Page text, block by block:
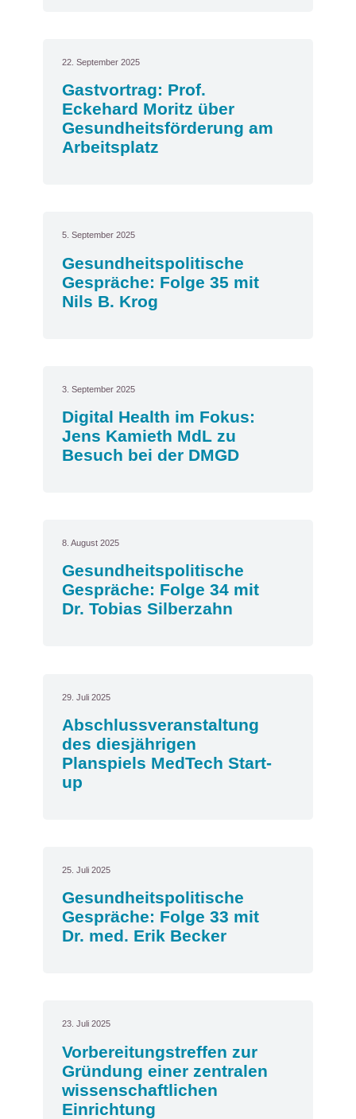
22. September 2025
Gastvortrag: Prof.
Eckehard Moritz über
Gesundheitsförderung am
Arbeitsplatz
5. September 2025
Gesundheitspolitische
Gespräche: Folge 35 mit
Nils B. Krog
3. September 2025
Digital Health im Fokus:
Jens Kamieth MdL zu
Besuch bei der DMGD
8. August 2025
Gesundheitspolitische
Gespräche: Folge 34 mit
Dr. Tobias Silberzahn
29. Juli 2025
Abschlussveranstaltung
des diesjährigen
Planspiels MedTech Start-
up
25. Juli 2025
Gesundheitspolitische
Gespräche: Folge 33 mit
Dr. med. Erik Becker
23. Juli 2025
Vorbereitungstreffen zur
Gründung einer zentralen
wissenschaftlichen
Einrichtung